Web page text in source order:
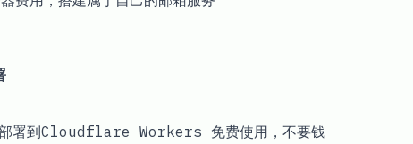
部署到Cloudflare Workers 免费使用，不要钱